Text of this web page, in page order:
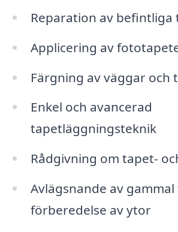
Reparation av befintliga
Applicering av
Färgning av väggar och
Enkel och avancerad
tapetläggningsteknik
Rådgivning om tapet-
Avlägsnande av
förberedelse av ytor